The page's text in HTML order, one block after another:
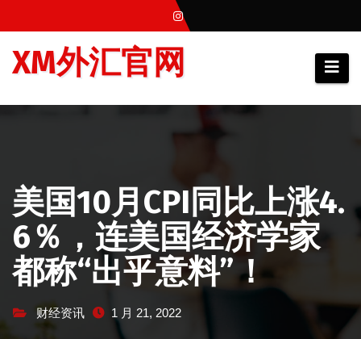
至
XM外汇官网
美国10月CPI同比上涨4.
6％，连美国经济学家
都称“出乎意料”！
财经资讯 1 月 21, 2022